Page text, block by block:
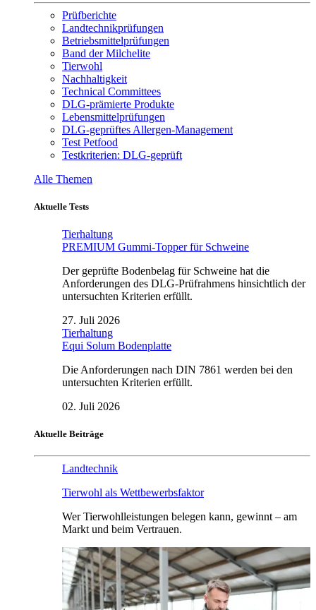
Prüfberichte
Landtechnikprüfungen
Betriebsmittelprüfungen
Band der Milchelite
Tierwohl
Nachhaltigkeit
Technical Committees
DLG-prämierte Produkte
Lebensmittelprüfungen
DLG-geprüftes Allergen-Management
Test Petfood
Testkriterien: DLG-geprüft
Alle Themen
Aktuelle Tests
Tierhaltung
PREMIUM Gummi-Topper für Schweine
Der geprüfte Bodenbelag für Schweine hat die
Anforderungen des DLG-Prüfrahmens hinsichtlich der
untersuchten Kriterien erfüllt.
27. Juli 2026
Tierhaltung
Equi Solum Bodenplatte
Die Anforderungen nach DIN 7861 werden bei den
untersuchten Kriterien erfüllt.
02. Juli 2026
Aktuelle Beiträge
Landtechnik
Tierwohl als Wettbewerbsfaktor
Wer Tierwohlleistungen belegen kann, gewinnt – am
Markt und beim Vertrauen.